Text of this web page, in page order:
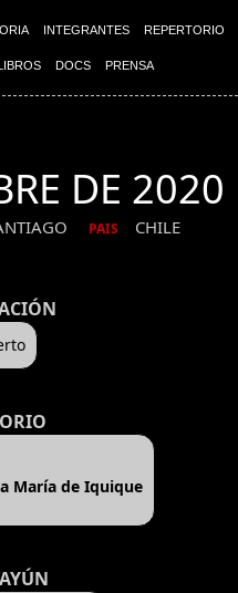
INTEGRANTES REPERTORIO
DOCS PRENSA
DE 2020
PAIS CHILE
María de Iquique